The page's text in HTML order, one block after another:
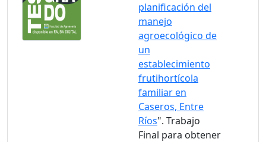
planificación del
manejo
agroecológico de
un
establecimiento
frutihortícola
familiar en
Caseros, Entre
Ríos". Trabajo
Final para obtener